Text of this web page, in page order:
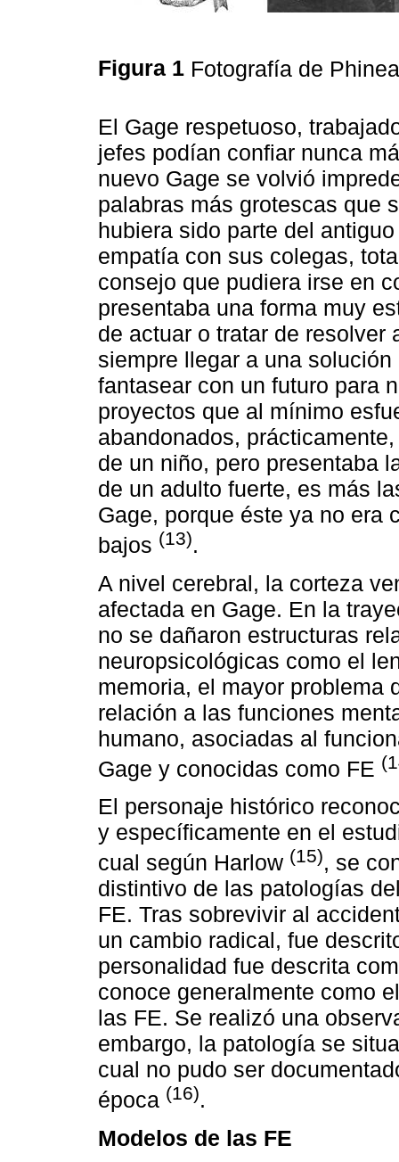
Figura 1 Fotografía de
El Gage respetuoso,
jefes podían confiar nunca
nuevo Gage se volvió
palabras más grotescas que
hubiera sido parte del
empatía con sus colegas,
consejo que pudiera irse en
presentaba una forma muy
de actuar o tratar de resolver
siempre llegar a una
fantasear con un futuro para
proyectos que al mínimo
abandonados,
de un niño, pero presentaba
de un adulto fuerte, es más
Gage, porque éste ya no era
bajos (13).
A nivel cerebral, la corteza
afectada en Gage. En la
no se dañaron estructuras
neuropsicológicas como el
memoria, el mayor problema
relación a las funciones
humano, asociadas al
Gage y conocidas como FE
El personaje histórico
y específicamente en el
cual según Harlow (15), se
distintivo de las patologías
FE. Tras sobrevivir al
un cambio radical, fue
personalidad fue descrita
conoce generalmente como
las FE. Se realizó una
embargo, la patología se
cual no pudo ser
época (16).
Modelos de las FE